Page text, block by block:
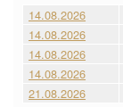
14.08.2026
14.08.2026
14.08.2026
14.08.2026
21.08.2026